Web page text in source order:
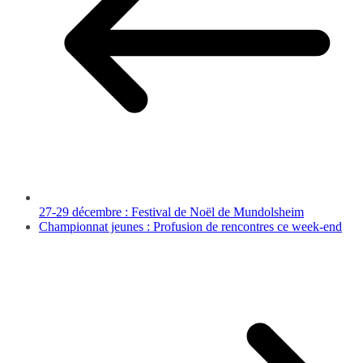
27-29 décembre : Festival de Noël de Mundolsheim
Championnat jeunes : Profusion de rencontres ce week-end